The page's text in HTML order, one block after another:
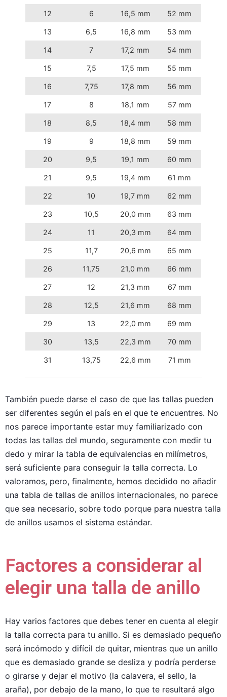
12 6 16,5 mm 52 mm
13 6,5 16,8 mm 53 mm
14 7 17,2 mm 54 mm
15 7,5 17,5 mm 55 mm
16 7,75 17,8 mm 56 mm
17 8 18,1 mm 57 mm
18 8,5 18,4 mm 58 mm
19 9 18,8 mm 59 mm
20 9,5 19,1 mm 60 mm
21 9,5 19,4 mm 61 mm
22 10 19,7 mm 62 mm
23 10,5 20,0 mm 63 mm
24 11 20,3 mm 64 mm
25 11,7 20,6 mm 65 mm
26 11,75 21,0 mm 66 mm
27 12 21,3 mm 67 mm
28 12,5 21,6 mm 68 mm
29 13 22,0 mm 69 mm
30 13,5 22,3 mm 70 mm
31 13,75 22,6 mm 71 mm
También puede darse el caso de que las tallas pueden
ser diferentes según el país en el que te encuentres. No
nos parece importante estar muy familiarizado con
todas las tallas del mundo, seguramente con medir tu
dedo y mirar la tabla de equivalencias en milímetros,
será suficiente para conseguir la talla correcta. Lo
valoramos, pero, finalmente, hemos decidido no añadir
una tabla de tallas de anillos internacionales, no parece
que sea necesario, sobre todo porque para nuestra talla
de anillos usamos el sistema estándar.
Factores a considerar al
elegir una talla de anillo
Hay varios factores que debes tener en cuenta al elegir
la talla correcta para tu anillo. Si es demasiado pequeño
será incómodo y difícil de quitar, mientras que un anillo
que es demasiado grande se desliza y podría perderse
o girarse y dejar el motivo (la calavera, el sello, la
araña), por debajo de la mano, lo que te resultará algo